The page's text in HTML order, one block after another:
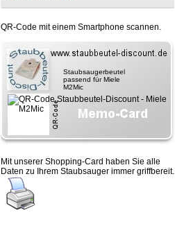
QR-Code mit einem Smartphone scannen.
Staubsaugerbeutel
passend für Miele
M2Mic
Mit unserer Shopping-Card haben Sie alle
Daten zu Ihrem Staubsauger immer griffbereit.